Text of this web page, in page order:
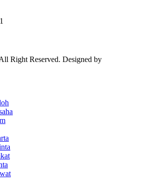
Right Reserved. Designed by